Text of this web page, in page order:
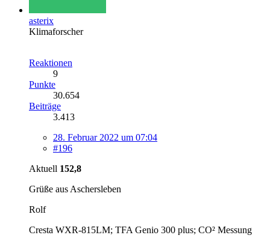
asterix
Klimaforscher
Reaktionen
9
Punkte
30.654
Beiträge
3.413
28. Februar 2022 um 07:04
#196
Aktuell 152,8
Grüße aus Aschersleben
Rolf
Cresta WXR-815LM; TFA Genio 300 plus; CO² Messung